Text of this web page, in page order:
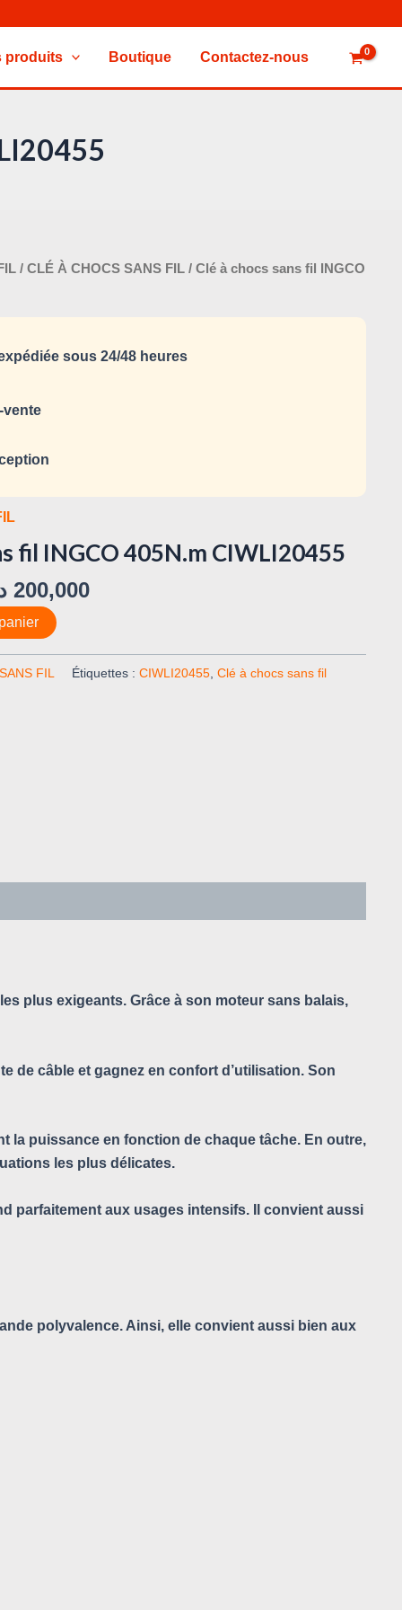
produits Boutique Contactez-nous
/ CLÉ À CHOCS SANS FIL/ Clé à chocs sans fil INGCO
sous 24/48 heures
vente
fil INGCO 405N.m CIWLI20455
240,000 د.ت.
200,000
Le
FIL Étiquettes : CIWLI20455, Clé à chocs sans fil
plus exigeants. Grâce à son moteur sans balais,
de câble et gagnez en confort d’utilisation. Son
la puissance en fonction de chaque tâche. En outre,
les plus délicates.
parfaitement aux usages intensifs. Il convient aussi
polyvalence. Ainsi, elle convient aussi bien aux